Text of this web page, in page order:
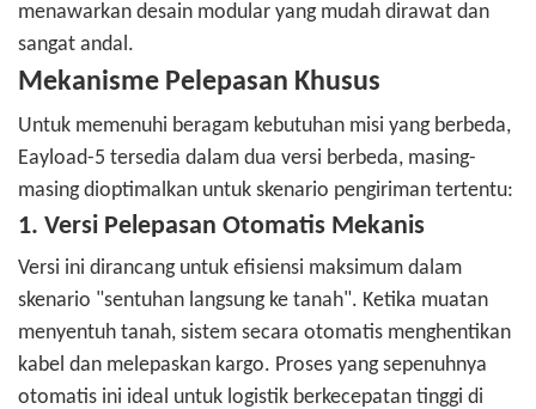
menawarkan desain modular yang mudah dirawat dan
sangat andal.
Mekanisme Pelepasan Khusus
Untuk memenuhi beragam kebutuhan misi yang berbeda,
Eayload-5 tersedia dalam dua versi berbeda, masing-
masing dioptimalkan untuk skenario pengiriman tertentu:
1. Versi Pelepasan Otomatis Mekanis
Versi ini dirancang untuk efisiensi maksimum dalam
skenario "sentuhan langsung ke tanah". Ketika muatan
menyentuh tanah, sistem secara otomatis menghentikan
kabel dan melepaskan kargo. Proses yang sepenuhnya
otomatis ini ideal untuk logistik berkecepatan tinggi di